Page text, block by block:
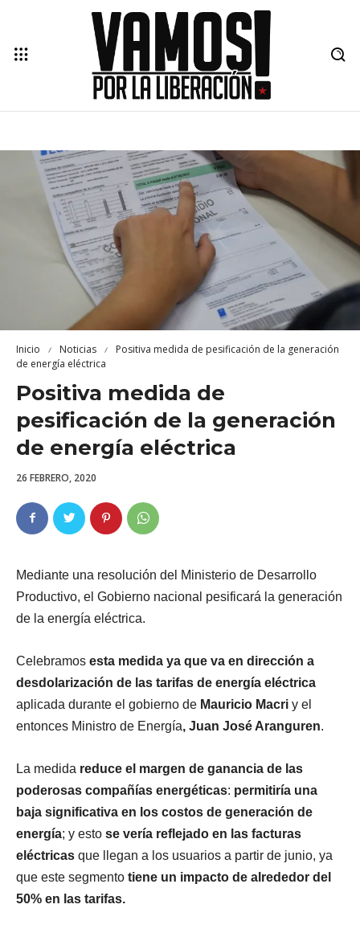
Inicio Noticias
Positiva medida de pesificación de la generación
de energía eléctrica
Positiva medida de
pesificación de la generación
de energía eléctrica
26 FEBRERO, 2020
Mediante una resolución del Ministerio de Desarrollo
Productivo, el Gobierno nacional pesificará la generación
de la energía eléctrica.
Celebramos esta medida ya que va en dirección a
desdolarización de las tarifas de energía eléctrica
aplicada durante el gobierno de Mauricio Macri y el
entonces Ministro de Energía, Juan José Aranguren.
La medida reduce el margen de ganancia de las
poderosas compañías energéticas: permitiría una
baja significativa en los costos de generación de
energía; y esto se vería reflejado en las facturas
eléctricas que llegan a los usuarios a partir de junio, ya
que este segmento tiene un impacto de alrededor del
50% en las tarifas.